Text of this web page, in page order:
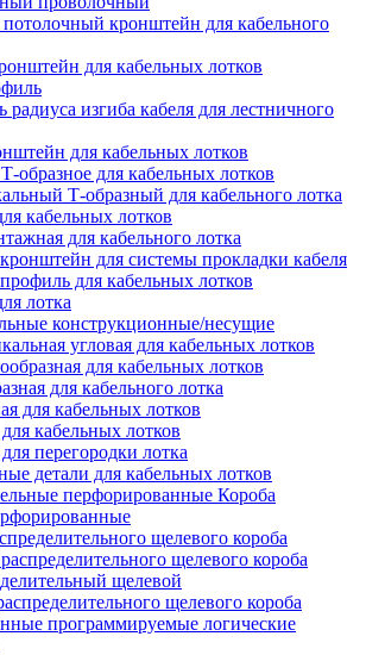
кронштейн для кабельного
для кабельных лотков
радиуса изгиба кабеля для лестничного
для кабельных лотков
образное для кабельных лотков
Т-образный для кабельного лотка
кабельных лотков
для кабельного лотка
для системы прокладки кабеля
для кабельных лотков
лотка
конструкционные/несущие
угловая для кабельных лотков
для кабельных лотков
для кабельного лотка
для кабельных лотков
кабельных лотков
перегородки лотка
детали для кабельных лотков
Короба
щелевого короба
щелевого короба
щелевой
щелевого короба